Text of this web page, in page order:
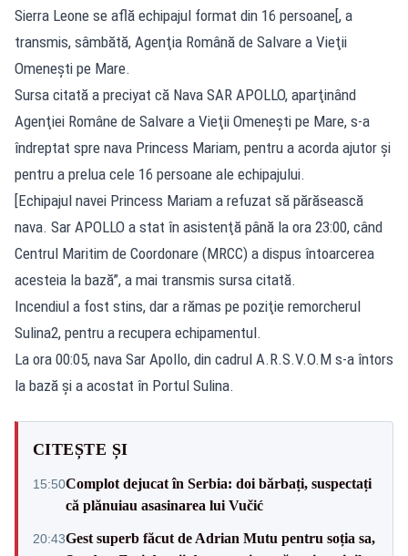
Sierra Leone se află echipajul format din 16 persoane[, a
transmis, sâmbătă, Agenţia Română de Salvare a Vieţii
Omeneşti pe Mare.
Sursa citată a preciyat că Nava SAR APOLLO, aparţinând
Agenţiei Române de Salvare a Vieţii Omeneşti pe Mare, s-a
îndreptat spre nava Princess Mariam, pentru a acorda ajutor şi
pentru a prelua cele 16 persoane ale echipajului.
[Echipajul navei Princess Mariam a refuzat să părăsească
nava. Sar APOLLO a stat în asistenţă până la ora 23:00, când
Centrul Maritim de Coordonare (MRCC) a dispus întoarcerea
acesteia la bază”, a mai transmis sursa citată.
Incendiul a fost stins, dar a rămas pe poziţie remorcherul
Sulina2, pentru a recupera echipamentul.
La ora 00:05, nava Sar Apollo, din cadrul A.R.S.V.O.M s-a întors
la bază şi a acostat în Portul Sulina.
CITEȘTE ȘI
15:50Complot dejucat în Serbia: doi bărbați, suspectați
că plănuiau asasinarea lui Vučić
20:43Gest superb făcut de Adrian Mutu pentru soția sa,